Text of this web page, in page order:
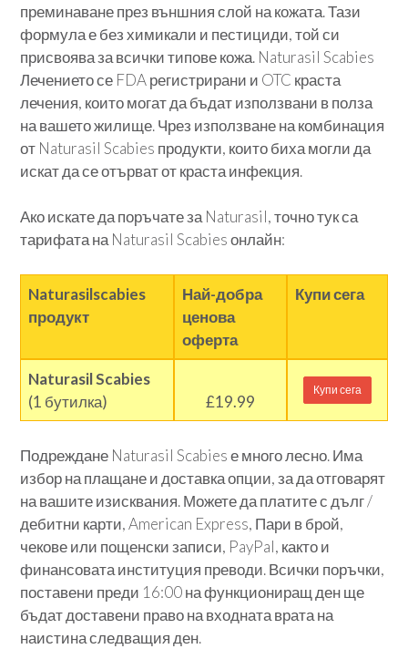
преминаване през външния слой на кожата. Тази
формула е без химикали и пестициди, той си
присвоява за всички типове кожа. Naturasil Scabies
Лечението се FDA регистрирани и OTC краста
лечения, които могат да бъдат използвани в полза
на вашето жилище. Чрез използване на комбинация
от Naturasil Scabies продукти, които биха могли да
искат да се отърват от краста инфекция.
Ако искате да поръчате за Naturasil, точно тук са
тарифата на Naturasil Scabies онлайн:
Naturasilscabies
продукт
Най-добра
ценова
оферта
Купи сега
Naturasil Scabies
(1 бутилка)
£19.99
Купи сега
Подреждане Naturasil Scabies е много лесно. Има
избор на плащане и доставка опции, за да отговарят
на вашите изисквания. Можете да платите с дълг /
дебитни карти, American Express, Пари в брой,
чекове или пощенски записи, PayPal, както и
финансовата институция преводи. Всички поръчки,
поставени преди 16:00 на функциониращ ден ще
бъдат доставени право на входната врата на
наистина следващия ден.